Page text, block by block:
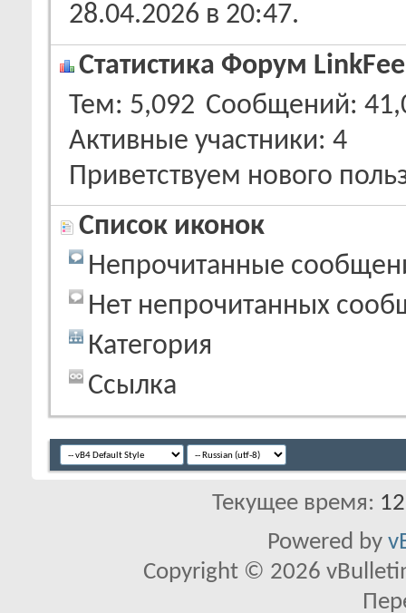
28.04.2026 в 20:47.
Статистика Форум
Тем 5,092 Сообщений
Активные участники 4
Приветствуем нового
Список иконок
Непрочитанные
Нет непрочитанных
Категория
Ссылка
Текущее время:
Powered by
Copyright © 2026